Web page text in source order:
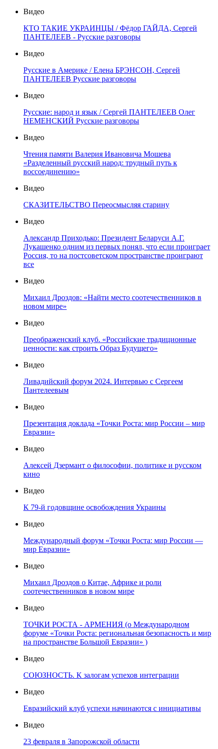
Видео
КТО ТАКИЕ УКРАИНЦЫ / Фёдор ГАЙДА, Сергей
ПАНТЕЛЕЕВ - Русские разговоры
Видео
Русские в Америке / Елена БРЭНСОН, Сергей
ПАНТЕЛЕЕВ Русские разговоры
Видео
Русские: народ и язык / Сергей ПАНТЕЛЕЕВ Олег
НЕМЕНСКИЙ Русские разговоры
Видео
Чтения памяти Валерия Ивановича Мошева
«Разделенный русский народ: трудный путь к
воссоединению»
Видео
СКАЗИТЕЛЬСТВО Переосмысляя старину
Видео
Александр Приходько: Президент Беларуси А.Г.
Лукашенко одним из первых понял, что если проиграет
Россия, то на постсоветском пространстве проиграют
все
Видео
Михаил Дроздов: «Найти место соотечественников в
новом мире»
Видео
Преображенский клуб. «Российские традиционные
ценности: как строить Образ Будущего»
Видео
Ливадийский форум 2024. Интервью с Сергеем
Пантелеевым
Видео
Презентация доклада «Точки Роста: мир России – мир
Евразии»
Видео
Алексей Дзермант о философии, политике и русском
кино
Видео
К 79-й годовщине освобождения Украины
Видео
Международный форум «Точки Роста: мир России —
мир Евразии»
Видео
Михаил Дроздов о Китае, Африке и роли
соотечественников в новом мире
Видео
ТОЧКИ РОСТА - АРМЕНИЯ (о Международном
форуме «Точки Роста: региональная безопасность и мир
на пространстве Большой Евразии» )
Видео
СОЮЗНОСТЬ. К залогам успехов интеграции
Видео
Евразийский клуб успехи начинаются с инициативы
Видео
23 февраля в Запорожской области